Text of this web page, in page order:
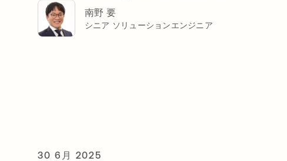
南野 要
シニア ソリューションエンジニア
30 6月 2025